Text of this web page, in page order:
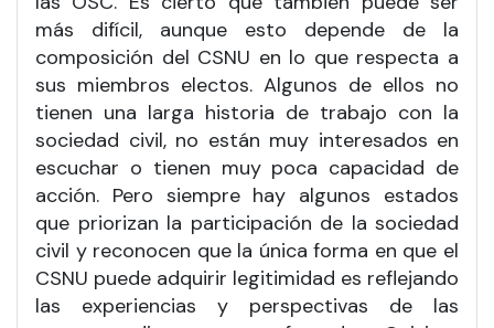
más difícil, aunque esto depende de la
composición del CSNU en lo que respecta a
sus miembros electos. Algunos de ellos no
tienen una larga historia de trabajo con la
sociedad civil, no están muy interesados en
escuchar o tienen muy poca capacidad de
acción. Pero siempre hay algunos estados
que priorizan la participación de la sociedad
civil y reconocen que la única forma en que el
CSNU puede adquirir legitimidad es reflejando
las experiencias y perspectivas de las